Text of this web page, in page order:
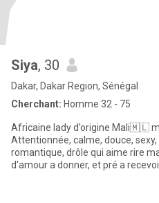
Siya, 30
Dakar, Dakar Region, Sénégal
Cherchant: Homme 32 - 75
Africaine lady d’origine Mali🇲🇱
Attentionnée, calme, douce,
romantique, drôle qui aime rire mais
d'amour a donner, et pré a